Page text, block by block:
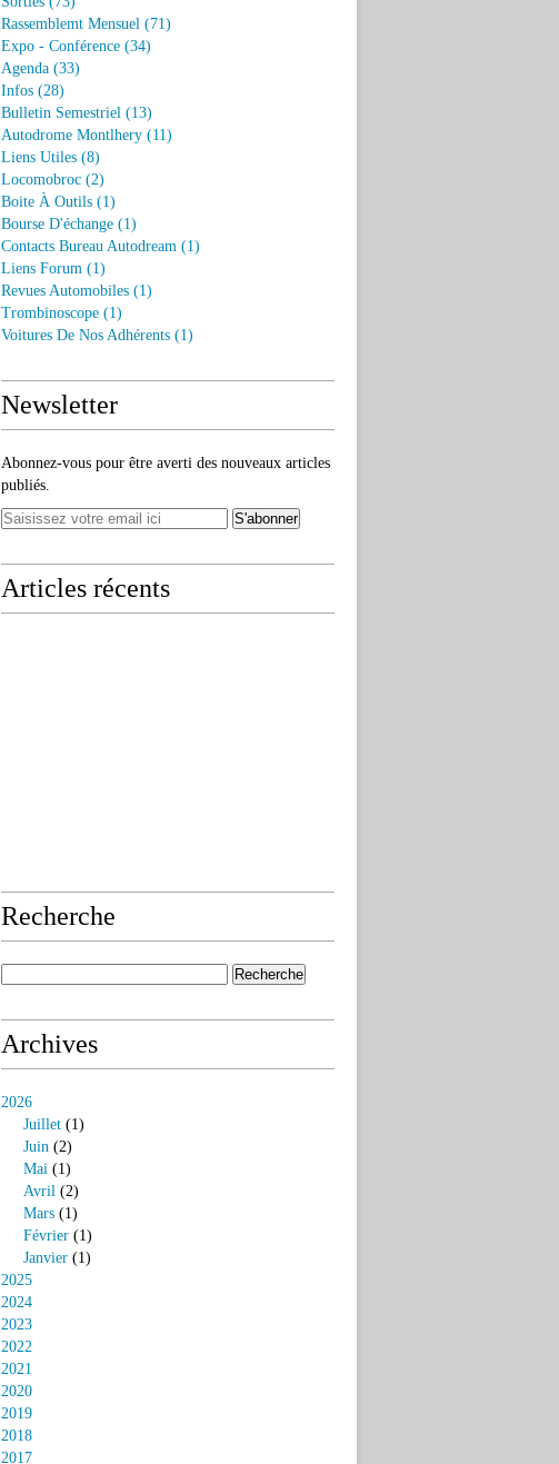
Rassemblemt Mensuel (71)
Expo - Conférence (34)
Agenda (33)
Infos (28)
Bulletin Semestriel (13)
Autodrome Montlhery (11)
Liens Utiles (8)
Locomobroc (2)
Boite À Outils (1)
Bourse D'échange (1)
Contacts Bureau Autodream (1)
Liens Forum (1)
Revues Automobiles (1)
Trombinoscope (1)
Voitures De Nos Adhérents (1)
Newsletter
Abonnez-vous pour être averti des nouveaux articles
publiés.
Articles récents
Recherche
Archives
2026
Juillet (1)
Juin (2)
Mai (1)
Avril (2)
Mars (1)
Février (1)
Janvier (1)
2025
2024
2023
2022
2021
2020
2019
2018
2017